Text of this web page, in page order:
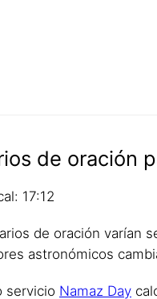
de oración
17:12
de oración varían
astronómicos
servicio Namaz Day